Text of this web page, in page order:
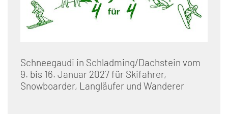
Schneegaudi in Schladming/Dachstein vom
9. bis 16. Januar 2027 für Skifahrer,
Snowboarder, Langläufer und Wanderer